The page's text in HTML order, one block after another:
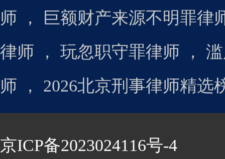
师
，
巨额财产来源不明罪律
律师
， 玩忽职守罪律师 ，
师
， 2026北京刑事律师精选
京ICP备2023024116号-4